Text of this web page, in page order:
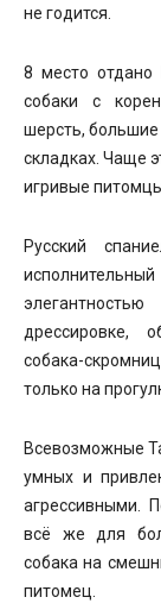
не годится.
8 место отдано
собаки с
шерсть, большие
складках. Чаще
игривые
Русский
дрессировке,
собака-
только на
Всевозможные
умных и
агрессивными.
всё же для
собака на
питомец.